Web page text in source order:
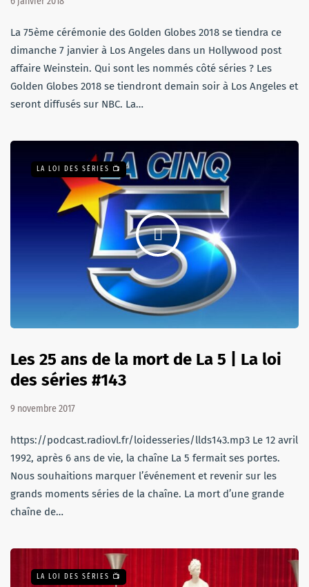
La 75ème cérémonie des Golden Globes 2018 se tiendra ce
dimanche 7 janvier à Los Angeles dans un Hollywood post
affaire Weinstein. Qui sont les nommés côté séries ? Les
Golden Globes 2018 se tiendront demain soir à Los Angeles et
seront diffusés sur NBC. La…
LA LOI DES SÉRIES 📺
Les 25 ans de la mort de La 5 | La loi
des séries #143
9 novembre 2017
https://podcast.radiovl.fr/loidesseries/llds143.mp3 Le 12 avril
1992, après 6 ans de vie, la chaîne La 5 fermait ses portes.
Nous souhaitions marquer l’événement et revenir sur les
grands moments séries de la chaîne. La mort d’une grande
chaîne de…
LA LOI DES SÉRIES 📺